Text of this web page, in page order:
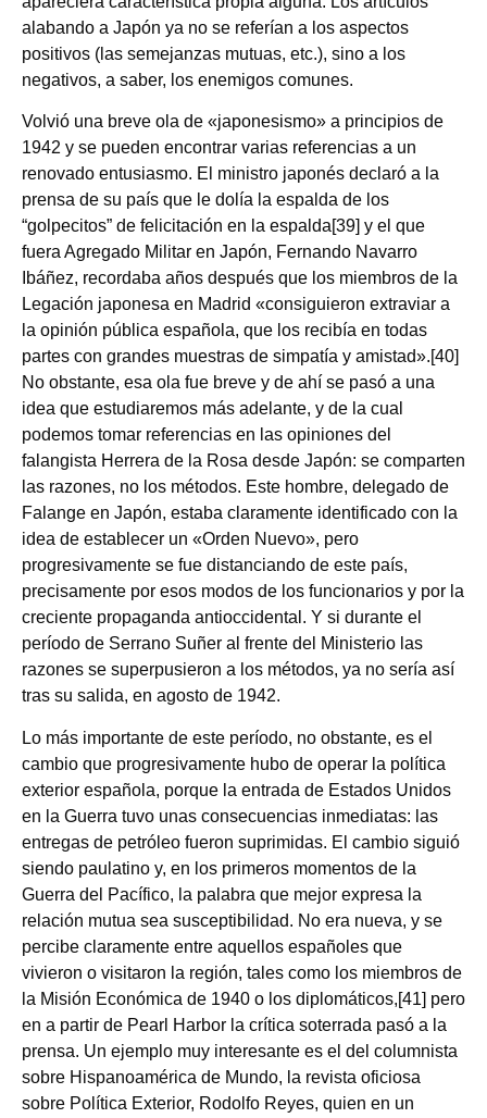
alabando a Japón ya no se referían a los aspectos
positivos (las semejanzas mutuas, etc.), sino a los
negativos, a saber, los enemigos comunes.
Volvió una breve ola de «japonesismo» a principios de
1942 y se pueden encontrar varias referencias a un
renovado entusiasmo. El ministro japonés declaró a la
prensa de su país que le dolía la espalda de los
“golpecitos” de felicitación en la espalda[39] y el que
fuera Agregado Militar en Japón, Fernando Navarro
Ibáñez, recordaba años después que los miembros de la
Legación japonesa en Madrid «consiguieron extraviar a
la opinión pública española, que los recibía en todas
partes con grandes muestras de simpatía y amistad».[40]
No obstante, esa ola fue breve y de ahí se pasó a una
idea que estudiaremos más adelante, y de la cual
podemos tomar referencias en las opiniones del
falangista Herrera de la Rosa desde Japón: se comparten
las razones, no los métodos. Este hombre, delegado de
Falange en Japón, estaba claramente identificado con la
idea de establecer un «Orden Nuevo», pero
progresivamente se fue distanciando de este país,
precisamente por esos modos de los funcionarios y por la
creciente propaganda antioccidental. Y si durante el
período de Serrano Suñer al frente del Ministerio las
razones se superpusieron a los métodos, ya no sería así
tras su salida, en agosto de 1942.
Lo más importante de este período, no obstante, es el
cambio que progresivamente hubo de operar la política
exterior española, porque la entrada de Estados Unidos
en la Guerra tuvo unas consecuencias inmediatas: las
entregas de petróleo fueron suprimidas. El cambio siguió
siendo paulatino y, en los primeros momentos de la
Guerra del Pacífico, la palabra que mejor expresa la
relación mutua sea susceptibilidad. No era nueva, y se
percibe claramente entre aquellos españoles que
vivieron o visitaron la región, tales como los miembros de
la Misión Económica de 1940 o los diplomáticos,[41] pero
en a partir de Pearl Harbor la crítica soterrada pasó a la
prensa. Un ejemplo muy interesante es el del columnista
sobre Hispanoamérica de Mundo, la revista oficiosa
sobre Política Exterior, Rodolfo Reyes, quien en un